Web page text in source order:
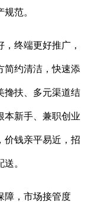
范。
终端更好推广，
简约清洁，快速添
搀扶、多元渠道结
本新手、兼职创业
价钱亲平易近，招
。
，市场接管度